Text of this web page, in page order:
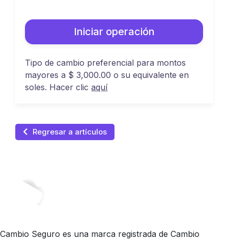
Iniciar operación
Tipo de cambio preferencial para montos
mayores a $ 3,000.00 o su equivalente en
soles. Hacer clicaquí
Regresar a artículos
Cambio Seguro es una marca registrada de Cambio